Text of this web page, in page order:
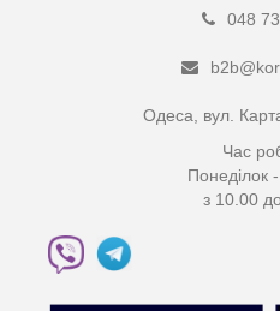
048
Одеса, вул.
Час
Понеділок
з 10.00